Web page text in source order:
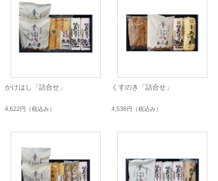
かけはし「詰合せ」
4,622円 （税込み）
くすのき「詰合せ」
4,536円 （税込み）